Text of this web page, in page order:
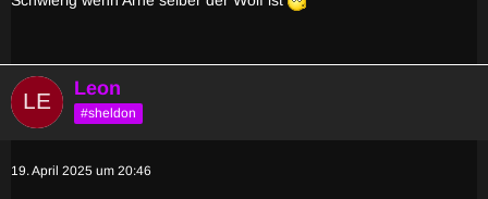
Leon
#sheldon
19. April 2025 um 20:46